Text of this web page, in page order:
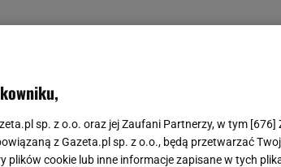
sp. z o.o. oraz jej Zaufani Partnerzy, w tym [676]
z Gazeta.pl sp. z o.o., będą przetwarzać
plików cookie lub inne informacje zapisane w tych